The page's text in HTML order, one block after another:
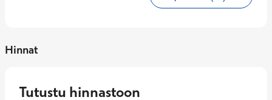
Hinnat
Tutustu hinnastoon